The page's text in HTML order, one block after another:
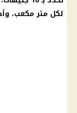
لكل متر مكعب،